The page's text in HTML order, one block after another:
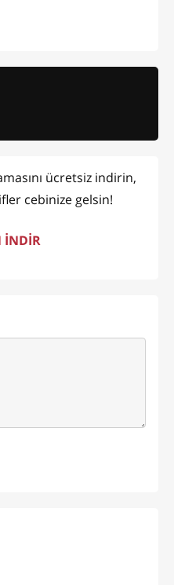
ücretsiz indirin,
cebinize gelsin!
İNDİR